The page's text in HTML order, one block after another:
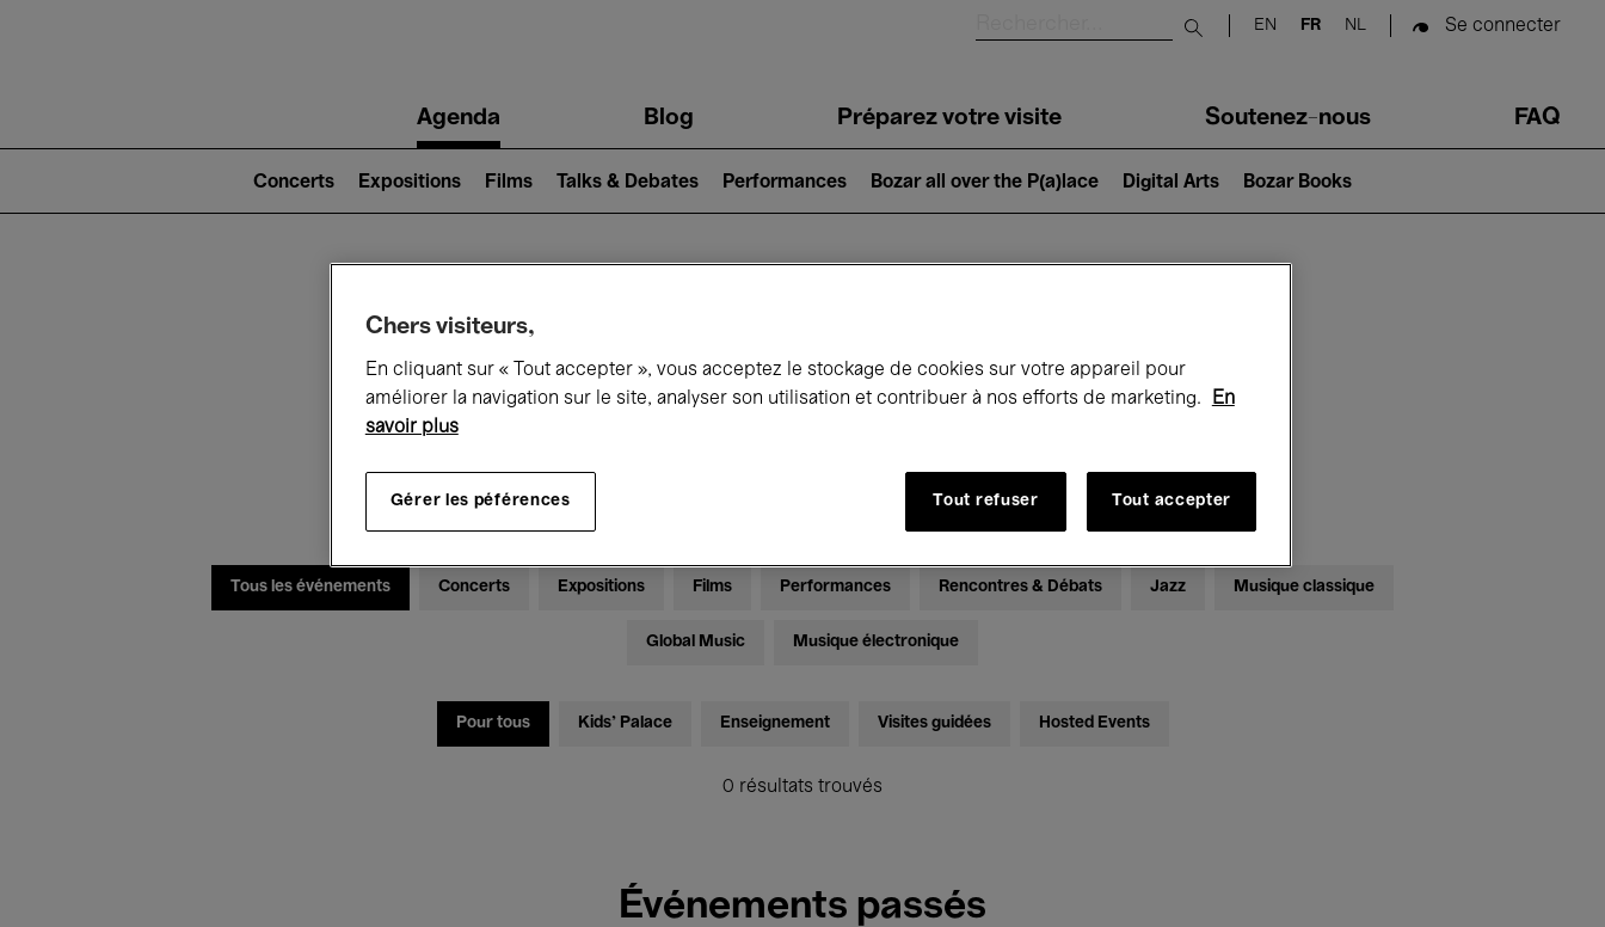
Submit search
EN FR NL Se connecter
navigationAgenda Blog Préparez votre visite Soutenez-nous FAQ
2)
Concerts Expositions Films Talks & Debates Performances Bozar all over the P(a)lace Digital Arts Bozar Books
Ce qui se passe à Bozar
Tous les événements Concerts Expositions Films Performances Rencontres & Débats Jazz Musique classique
Global Music Musique électronique
Pour tous Kids’ Palace Enseignement Visites guidées Hosted Events
0 résultats trouvés
Événements passés
Chers visiteurs,
En cliquant sur « Tout accepter », vous acceptez le stockage de cookies sur votre appareil pour
améliorer la navigation sur le site, analyser son utilisation et contribuer à nos efforts de marketing.
En
savoir plus
Gérer les péférences Tout refuser Tout accepter